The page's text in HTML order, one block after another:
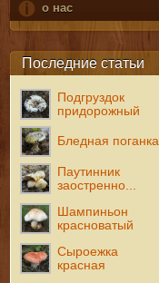
о нас
Последние статьи
Подгруздок
придорожный
Бледная поганка
Паутинник
заостренно...
Шампиньон
красноватый
Сыроежка
красная